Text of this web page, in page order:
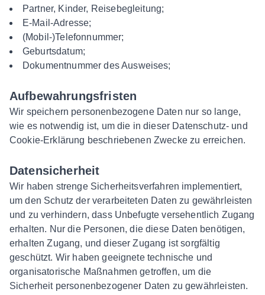
Partner, Kinder, Reisebegleitung;
E-Mail-Adresse;
(Mobil-)Telefonnummer;
Geburtsdatum;
Dokumentnummer des Ausweises;
Aufbewahrungsfristen
Wir speichern personenbezogene Daten nur so lange,
wie es notwendig ist, um die in dieser Datenschutz- und
Cookie-Erklärung beschriebenen Zwecke zu erreichen.
Datensicherheit
Wir haben strenge Sicherheitsverfahren implementiert,
um den Schutz der verarbeiteten Daten zu gewährleisten
und zu verhindern, dass Unbefugte versehentlich Zugang
erhalten. Nur die Personen, die diese Daten benötigen,
erhalten Zugang, und dieser Zugang ist sorgfältig
geschützt. Wir haben geeignete technische und
organisatorische Maßnahmen getroffen, um die
Sicherheit personenbezogener Daten zu gewährleisten.